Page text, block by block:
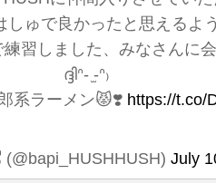
しゅで良かったと思えるよ
習しました、みなさんに
ദ്ദിᐢ- ̫-ᐢ₎
系ラーメン😾❣️ https://t.co/
July